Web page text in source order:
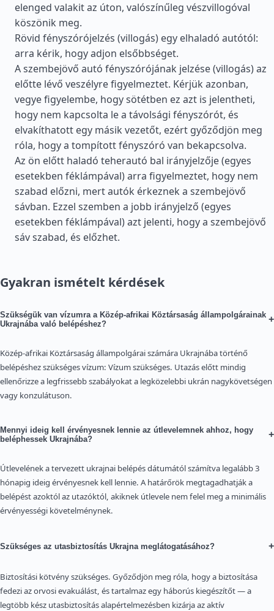
elenged valakit az úton, valószínűleg vészvillogóval
köszönik meg.
Rövid fényszórójelzés (villogás) egy elhaladó autótól:
arra kérik, hogy adjon elsőbbséget.
A szembejövő autó fényszórójának jelzése (villogás) az
előtte lévő veszélyre figyelmeztet. Kérjük azonban,
vegye figyelembe, hogy sötétben ez azt is jelentheti,
hogy nem kapcsolta le a távolsági fényszórót, és
elvakíthatott egy másik vezetőt, ezért győződjön meg
róla, hogy a tompított fényszóró van bekapcsolva.
Az ön előtt haladó teherautó bal irányjelzője (egyes
esetekben féklámpával) arra figyelmeztet, hogy nem
szabad előzni, mert autók érkeznek a szembejövő
sávban. Ezzel szemben a jobb irányjelző (egyes
esetekben féklámpával) azt jelenti, hogy a szembejövő
sáv szabad, és előzhet.
Gyakran ismételt kérdések
Szükségük van vízumra a Közép-afrikai Köztársaság állampolgárainak
Ukrajnába való belépéshez?
+
Közép-afrikai Köztársaság állampolgárai számára Ukrajnába történő
belépéshez szükséges vízum: Vízum szükséges. Utazás előtt mindig
ellenőrizze a legfrissebb szabályokat a legközelebbi ukrán nagykövetségen
vagy konzulátuson.
Mennyi ideig kell érvényesnek lennie az útlevelemnek ahhoz, hogy
beléphessek Ukrajnába?
+
Útlevelének a tervezett ukrajnai belépés dátumától számítva legalább 3
hónapig ideig érvényesnek kell lennie. A határőrök megtagadhatják a
belépést azoktól az utazóktól, akiknek útlevele nem felel meg a minimális
érvényességi követelménynek.
Szükséges az utasbiztosítás Ukrajna meglátogatásához? +
Biztosítási kötvény szükséges. Győződjön meg róla, hogy a biztosítása
fedezi az orvosi evakuálást, és tartalmaz egy háborús kiegészítőt — a
legtöbb kész utasbiztosítás alapértelmezésben kizárja az aktív